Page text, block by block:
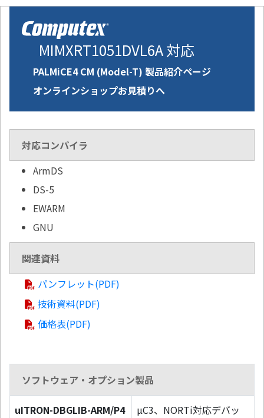
MIMXRT1051DVL6A 対応
PALMiCE4 CM (Model-T) 製品紹介ページ
オンラインショップお見積りへ
対応コンパイラ
ArmDS
DS-5
EWARM
GNU
関連資料
パンフレット(PDF)
技術資料(PDF)
価格表(PDF)
ソフトウェア・オプション製品
uITRON-DBGLIB-ARM/P4
µC3、NORTi対応デバッ